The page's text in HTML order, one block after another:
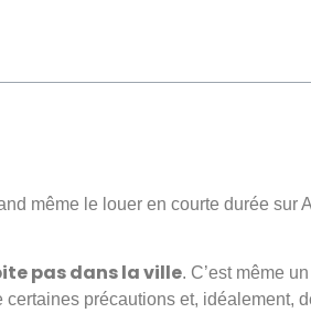
même le louer en courte durée sur
pas dans la ville. C’est même
précautions et, idéalement,